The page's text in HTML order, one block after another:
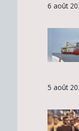
6 août
5 août